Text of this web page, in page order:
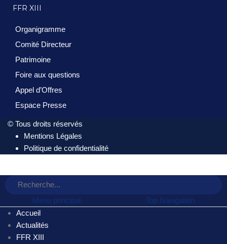
FFR XIII
Organigramme
Comité Directeur
Patrimoine
Foire aux questions
Appel d’Offres
Espace Presse
© Tous droits réservés
Mentions Légales
Politique de confidentialité
Menu principal
Top Navigation
Accueil
Actualités
FFR XIII